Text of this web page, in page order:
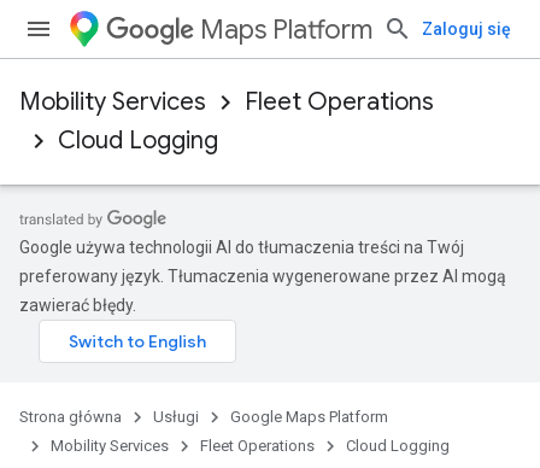
Maps Platform Zaloguj się
Mobility Services
Fleet Operations
Cloud Logging
Google używa technologii AI do tłumaczenia treści na Twój
preferowany język. Tłumaczenia wygenerowane przez AI mogą
zawierać błędy.
Strona główna Usługi
Google Maps Platform
Mobility Services
Fleet Operations Cloud Logging